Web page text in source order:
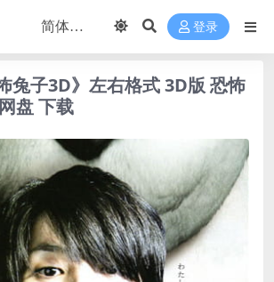
登录
兔子3D》左右格式 3D版 恐怖
盘 下载